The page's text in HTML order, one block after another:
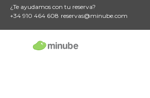
¿Te ayudamos con tu reserva?
+34 910 464 608 reservas@minube.com